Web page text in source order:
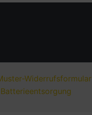
Widerrufsformular